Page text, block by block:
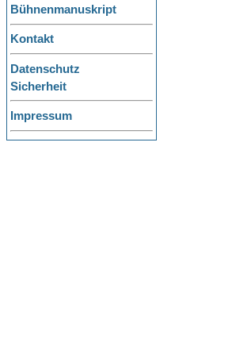
Bühnenmanuskript
Kontakt
Datenschutz
Sicherheit
Impressum